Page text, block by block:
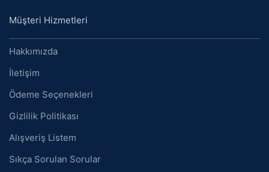
Müşteri Hizmetleri
Hakkımızda
İletişim
Ödeme Seçenekleri
Gizlilik Politikası
Alışveriş Listem
Sıkça Sorulan Sorular